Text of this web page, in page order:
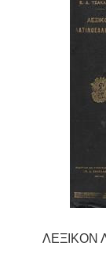
ΛΕΞΙΚΌΝ